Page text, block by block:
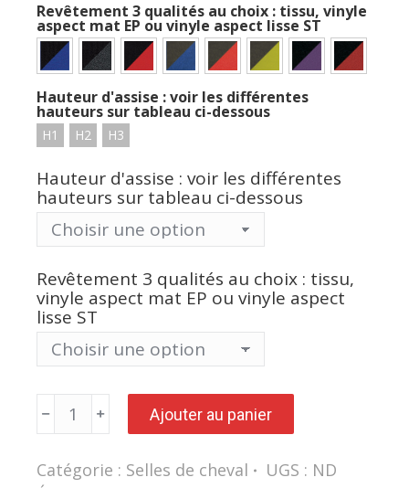
Revêtement 3 qualités au choix : tissu, vinyle
aspect mat EP ou vinyle aspect lisse ST
Hauteur d'assise : voir les différentes
hauteurs sur tableau ci-dessous
H1 H2 H3
Hauteur d'assise : voir les différentes
hauteurs sur tableau ci-dessous
Revêtement 3 qualités au choix : tissu,
vinyle aspect mat EP ou vinyle aspect
lisse ST
quantité
de
Siège
cheval
Ajouter au panier
Catégorie : Selles de cheval UGS : ND